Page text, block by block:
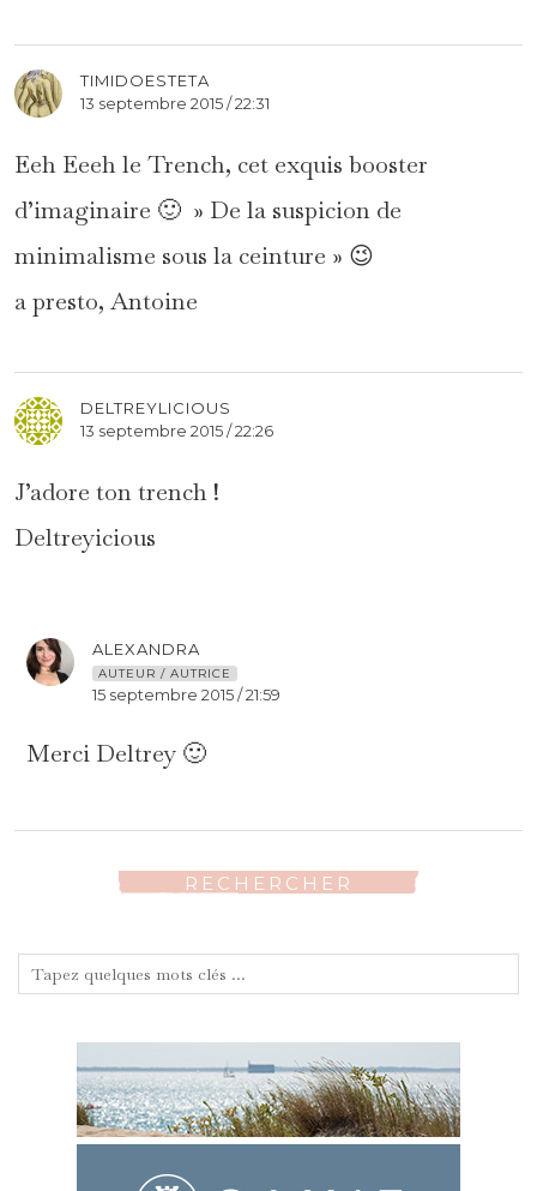
TIMIDOESTETA
13 septembre 2015 / 22:31
Eeh Eeeh le Trench, cet exquis booster
d’imaginaire 🙂 » De la suspicion de
minimalisme sous la ceinture » 😉
a presto, Antoine
DELTREYLICIOUS
13 septembre 2015 / 22:26
J’adore ton trench !
Deltreyicious
ALEXANDRA
AUTEUR / AUTRICE
15 septembre 2015 / 21:59
Merci Deltrey 🙂
RECHERCHER